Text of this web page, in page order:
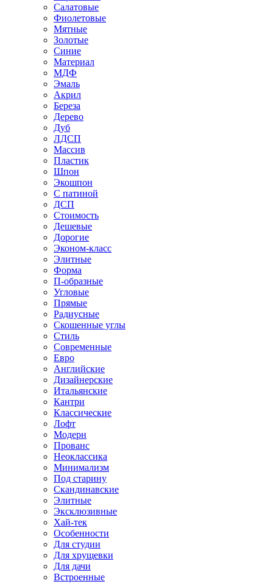
Салатовые
Фиолетовые
Мятные
Золотые
Синие
Материал
МДФ
Эмаль
Акрил
Береза
Дерево
Дуб
ЛДСП
Массив
Пластик
Шпон
Экошпон
С патиной
ДСП
Стоимость
Дешевые
Дорогие
Эконом-класс
Элитные
Форма
П-образные
Угловые
Прямые
Радиусные
Скошенные углы
Стиль
Современные
Евро
Английские
Дизайнерские
Итальянские
Кантри
Классические
Лофт
Модерн
Прованс
Неоклассика
Минимализм
Под старину
Скандинавские
Элитные
Эксклюзивные
Хай-тек
Особенности
Для студии
Для хрущевки
Для дачи
Встроенные